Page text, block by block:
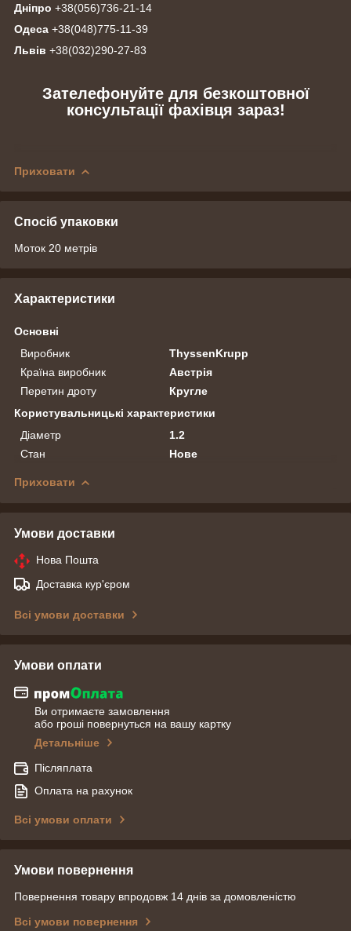
Дніпро +38(056)736-21-14
Одеса +38(048)775-11-39
Львів +38(032)290-27-83
Зателефонуйте для безкоштовної
консультації фахівця зараз!
Приховати
Спосіб упаковки
Моток 20 метрів
Характеристики
Основні
Виробник
ThyssenKrupp
Країна виробник
Австрія
Перетин дроту
Кругле
Користувальницькі характеристики
Діаметр
1.2
Стан
Нове
Приховати
Умови доставки
Нова Пошта
Доставка кур'єром
Всі умови доставки
Умови оплати
Ви отримаєте замовлення
або гроші повернуться на вашу картку
Детальніше
Післяплата
Оплата на рахунок
Всі умови оплати
Умови повернення
Повернення товару впродовж 14 днів за домовленістю
Всі умови повернення